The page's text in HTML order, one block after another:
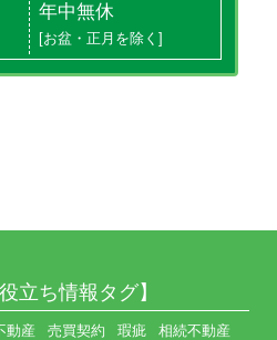
年中無休
[お盆・正月を除く]
立ち情報タグ】
動産 売買契約 瑕疵 相続不動産